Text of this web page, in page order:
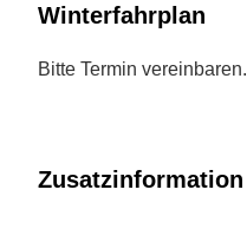
Winterfahrplan
Bitte Termin vereinbaren.
Zusatzinformation